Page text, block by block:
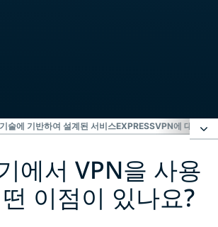
술에 기반하여 설계된 서비스EXPRESSVPN에 대한 고
을 사용하면 어떤 이점이 있나요?
설정하는 방법
에서 VPN을 사용
이점이 있나요?